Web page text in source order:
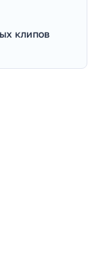
клипов